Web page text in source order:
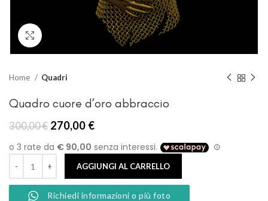
Clicca per ingrandire
Home Quadri
Quadro cuore d’oro abbraccio
300,00€ Il
originale
era:
300,00 €.
270,00 €Il
attuale
è:
AGGIUNGI AL CARRELLO
Richiedi informazioni o più foto